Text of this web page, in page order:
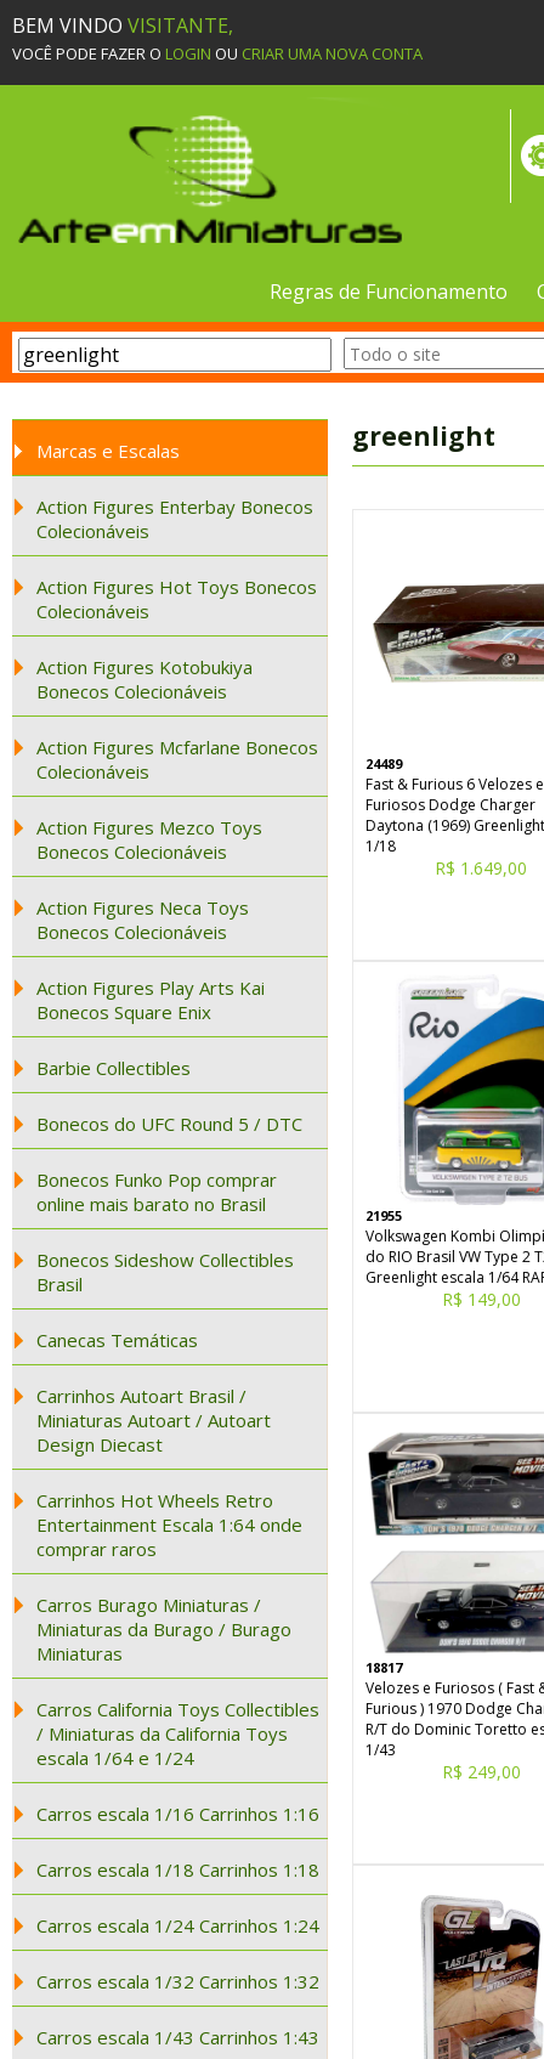
BEM VINDO VISITANTE,
VOCÊ PODE FAZER O LOGIN OU CRIAR UMA NOVA CONTA
Regras de Funcionamento
Marcas e Escalas
Action Figures Enterbay Bonecos
Colecionáveis
Action Figures Hot Toys Bonecos
Colecionáveis
Action Figures Kotobukiya
Bonecos Colecionáveis
Action Figures Mcfarlane Bonecos
Colecionáveis
Action Figures Mezco Toys
Bonecos Colecionáveis
Action Figures Neca Toys
Bonecos Colecionáveis
Action Figures Play Arts Kai
Bonecos Square Enix
Barbie Collectibles
Bonecos do UFC Round 5 / DTC
Bonecos Funko Pop comprar
online mais barato no Brasil
Bonecos Sideshow Collectibles
Brasil
Canecas Temáticas
Carrinhos Autoart Brasil /
Miniaturas Autoart / Autoart
Design Diecast
Carrinhos Hot Wheels Retro
Entertainment Escala 1:64 onde
comprar raros
Carros Burago Miniaturas /
Miniaturas da Burago / Burago
Miniaturas
Carros California Toys Collectibles
/ Miniaturas da California Toys
escala 1/64 e 1/24
Carros escala 1/16 Carrinhos 1:16
Carros escala 1/18 Carrinhos 1:18
Carros escala 1/24 Carrinhos 1:24
Carros escala 1/32 Carrinhos 1:32
Carros escala 1/43 Carrinhos 1:43
greenlight
24489
Fast & Furious 6 Velozes e
Furiosos Dodge Charger
Daytona (1969)
1/18
R$ 1.649,00
21955
Volkswagen Kombi
do RIO Brasil VW Type 2
Greenlight escala 1/64
R$ 149,00
18817
Velozes e Furiosos ( Fast
Furious ) 1970 Dodge
R/T do Dominic Toretto
1/43
R$ 249,00